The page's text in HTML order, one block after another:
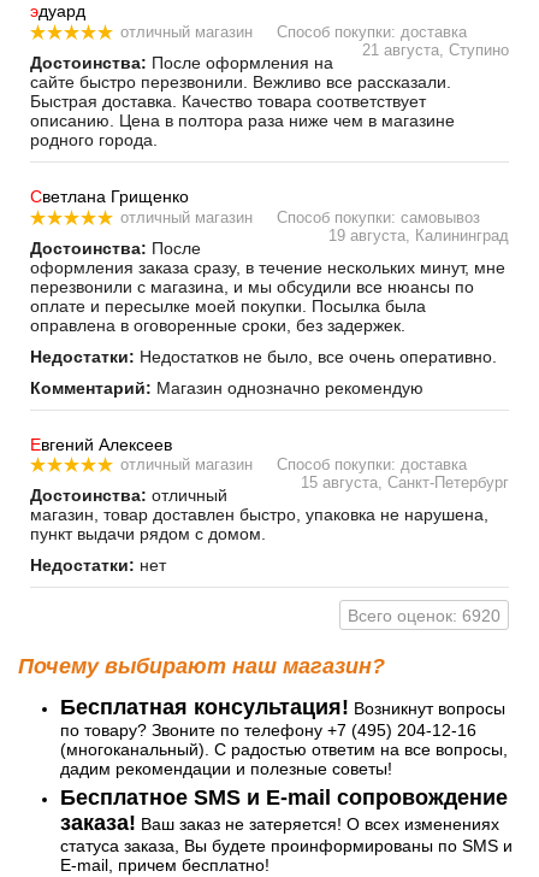
эдуард
отличный магазин
Способ покупки: доставка
21 августа, Ступино
Достоинства: После оформления на
сайте быстро перезвонили. Вежливо все рассказали.
Быстрая доставка. Качество товара соответствует
описанию. Цена в полтора раза ниже чем в магазине
родного города.
Светлана Грищенко
отличный магазин
Способ покупки: самовывоз
19 августа, Калининград
Достоинства: После
оформления заказа сразу, в течение нескольких минут, мне
перезвонили с магазина, и мы обсудили все нюансы по
оплате и пересылке моей покупки. Посылка была
оправлена в оговоренные сроки, без задержек.
Недостатки: Недостатков не было, все очень оперативно.
Комментарий: Магазин однозначно рекомендую
Евгений Алексеев
отличный магазин
Способ покупки: доставка
15 августа, Санкт-Петербург
Достоинства: отличный
магазин, товар доставлен быстро, упаковка не нарушена,
пункт выдачи рядом с домом.
Недостатки: нет
Всего оценок: 6920
Почему выбирают наш магазин?
Бесплатная консультация! Возникнут вопросы
по товару? Звоните по телефону +7 (495) 204-12-16
(многоканальный). С радостью ответим на все вопросы,
дадим рекомендации и полезные советы!
Бесплатное SMS и E-mail сопровождение
заказа! Ваш заказ не затеряется! О всех изменениях
статуса заказа, Вы будете проинформированы по SMS и
E-mail, причем бесплатно!